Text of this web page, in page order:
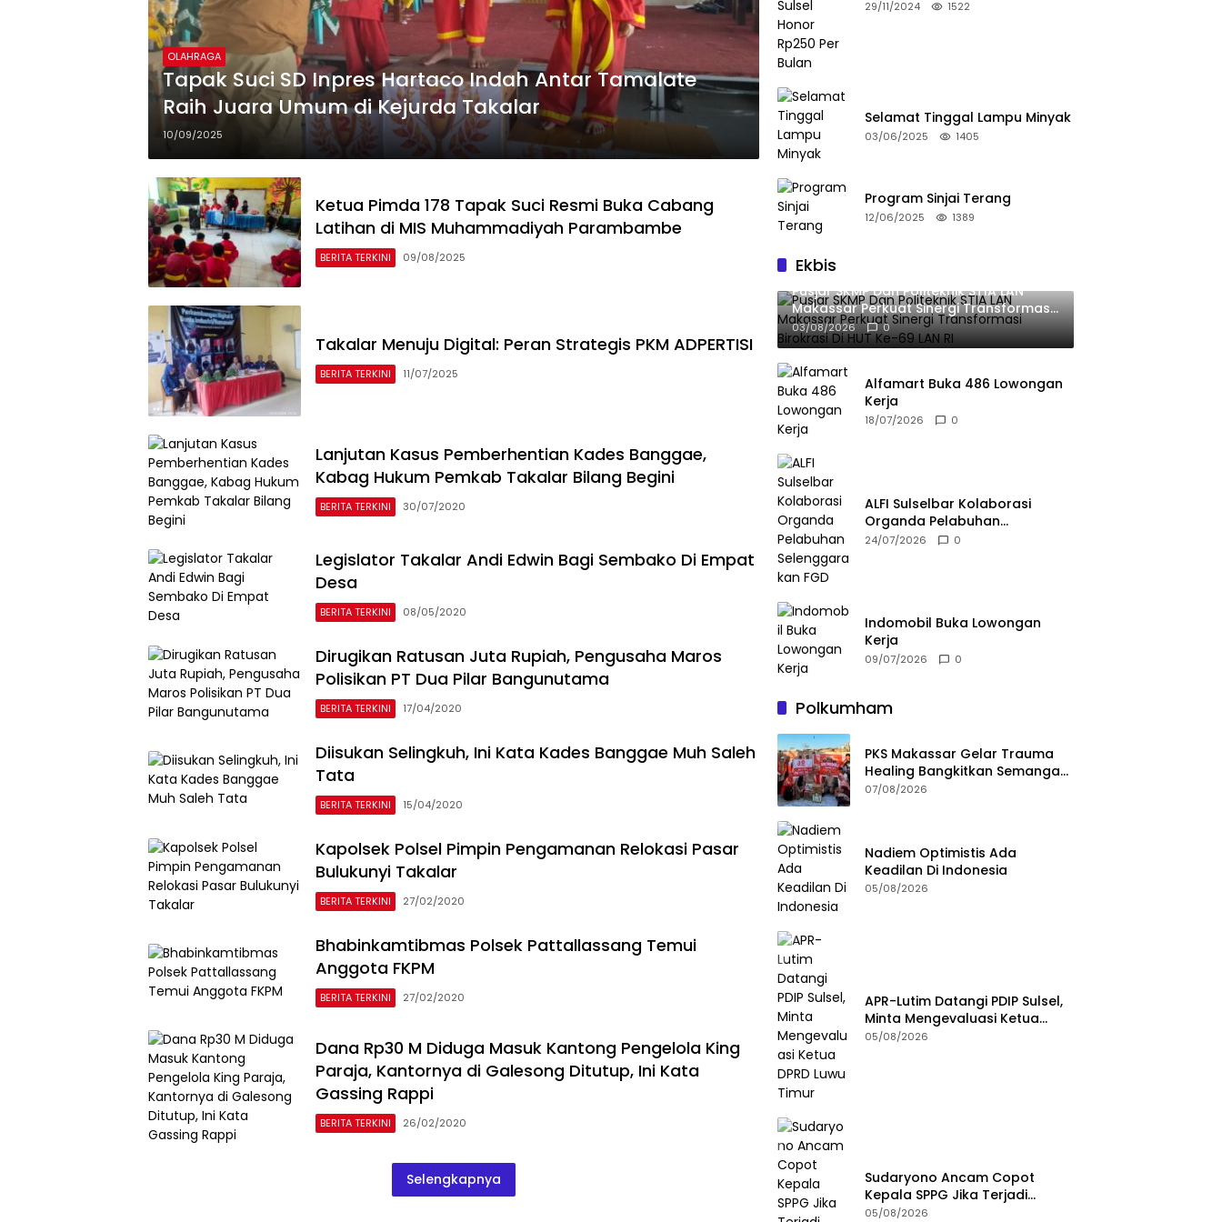
OLAHRAGA
Tapak Suci SD Inpres Hartaco Indah Antar Tamalate
Raih Juara Umum di Kejurda Takalar
10/09/2025
Ketua Pimda 178 Tapak Suci Resmi Buka Cabang
Latihan di MIS Muhammadiyah Parambambe
BERITA TERKINI 09/08/2025
Takalar Menuju Digital: Peran Strategis PKM ADPERTISI
BERITA TERKINI 11/07/2025
Lanjutan Kasus Pemberhentian Kades Banggae,
Kabag Hukum Pemkab Takalar Bilang Begini
BERITA TERKINI 30/07/2020
Legislator Takalar Andi Edwin Bagi Sembako Di Empat
Desa
BERITA TERKINI 08/05/2020
Dirugikan Ratusan Juta Rupiah, Pengusaha Maros
Polisikan PT Dua Pilar Bangunutama
BERITA TERKINI 17/04/2020
Diisukan Selingkuh, Ini Kata Kades Banggae Muh Saleh
Tata
BERITA TERKINI 15/04/2020
Kapolsek Polsel Pimpin Pengamanan Relokasi Pasar
Bulukunyi Takalar
BERITA TERKINI 27/02/2020
Bhabinkamtibmas Polsek Pattallassang Temui
Anggota FKPM
BERITA TERKINI 27/02/2020
Dana Rp30 M Diduga Masuk Kantong Pengelola King
Paraja, Kantornya di Galesong Ditutup, Ini Kata
Gassing Rappi
BERITA TERKINI 26/02/2020
Selengkapnya
Bulan
29/11/2024 1522
Selamat Tinggal Lampu Minyak
03/06/2025 1405
Program Sinjai Terang
12/06/2025 1389
Ekbis
Pusjar SKMP Dan Politeknik STIA LAN
Makassar Perkuat Sinergi Transformasi
Birokrasi Di HUT Ke-69 LAN RI
03/08/2026 0
Alfamart Buka 486 Lowongan
Kerja
18/07/2026 0
ALFI Sulselbar Kolaborasi
Organda Pelabuhan
Selenggarakan FGD
24/07/2026 0
Indomobil Buka Lowongan
Kerja
09/07/2026 0
Polkumham
PKS Makassar Gelar Trauma
Healing Bangkitkan Semangat
Korban Kebakaran Tallo
07/08/2026
Nadiem Optimistis Ada
Keadilan Di Indonesia
05/08/2026
APR-Lutim Datangi PDIP Sulsel,
Minta Mengevaluasi Ketua
DPRD Luwu Timur
05/08/2026
Sudaryono Ancam Copot
Kepala SPPG Jika Terjadi
Keracunan MBG
05/08/2026